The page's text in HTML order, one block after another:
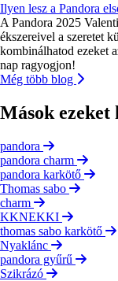
Ilyen lesz a Pandora
A Pandora 2025
ékszereivel a szeretet
kombinálhatod ezeket
nap ragyogjon!
Még több blog
Mások ezeket
pandora
pandora charm
pandora karkötő
Thomas sabo
charm
KKNEKKI
thomas sabo karkötő
Nyaklánc
pandora gyűrű
Szikrázó